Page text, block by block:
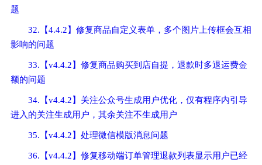
题
32.【4.4.2】修复商品自定义表单，多个图片上传框会互相
影响的问题
33.【v4.4.2】修复商品购买到店自提，退款时多退运费金
额的问题
34.【v4.4.2】关注公众号生成用户优化，仅有程序内引导
进入的关注生成用户，其余关注不生成用户
35.【v4.4.2】处理微信模版消息问题
36.【v4.4.2】修复移动端订单管理退款列表显示用户已经